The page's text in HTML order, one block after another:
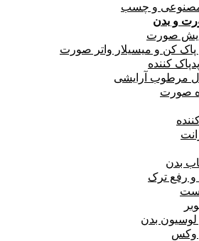
مصنوعی و چسب
و بدن
صورت
پاک کن و میسیلار واتر صورت
کننده
مرطوب آرایشی
صورت
بدن
و رفع ترک
بدن
وکس